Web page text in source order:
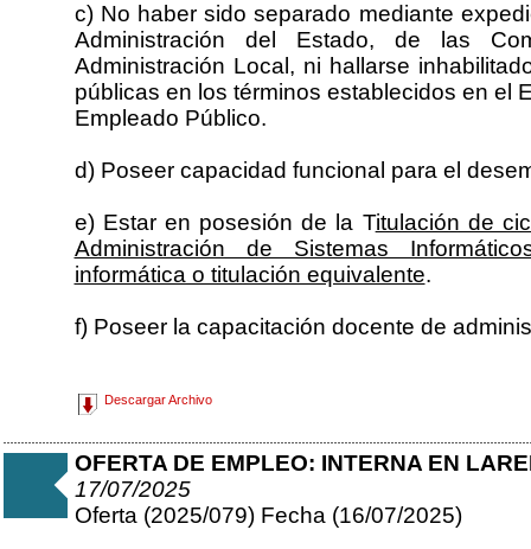
c) No haber sido separado mediante
Administración del Estado, de las
Administración Local, ni hallarse
públicas en los términos establecidos en el
Empleado Público.
d) Poseer capacidad funcional para el
e) Estar en posesión de la Titulación de
Administración de Sistemas
informática o titulación equivalente.
f) Poseer la capacitación docente de
Descargar Archivo
OFERTA DE EMPLEO: INTERNA EN
17/07/2025
Oferta (2025/079) Fecha (16/07/2025)